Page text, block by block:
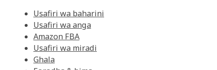
Usafiri wa baharini
Usafiri wa anga
Amazon FBA
Usafiri wa miradi
Ghala